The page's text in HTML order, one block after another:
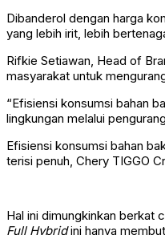
Dibanderol dengan harga
yang lebih irit, lebih
Rifkie Setiawan, Head of
masyarakat untuk
“Efisiensi konsumsi bahan
lingkungan melalui
Efisiensi konsumsi bahan
terisi penuh, Chery TIGGO
Hal ini dimungkinkan berkat
Full Hybridini hanya